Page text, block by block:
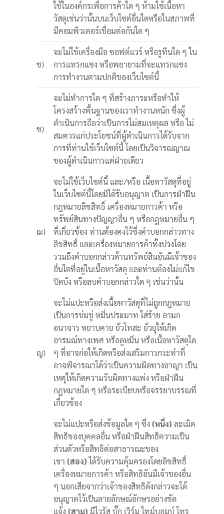
ใช้ในองค์กรเพื่อการค้าใด ๆ ห้ามใช้เนื้อหา
วัสดุเช่นว่านั้นบนเว็บไซต์อื่นใดหรือในสภาพที่
มีคอมพิวเตอร์เชื่อมต่อกันใด ๆ
ช)
จะไม่ใช้เครื่องมือ ซอฟต์แวร์ หรือรูทีนใด ๆ ใน
การแทรกแซง หรือพยายามที่จะแทรกแซง
การทำงานตามปกติของเว็บไซต์นี้
ซ)
จะไม่ทำการใด ๆ ที่สร้างภาระหรือทำให้
โครงสร้างพื้นฐานของเราทำงานหนัก ซึ่งผู้
ดำเนินการถือว่าเป็นการไม่สมเหตุผล หรือ ไม่
สมควรแก่ประโยชน์ที่ผู้ดำเนินการได้รับจาก
การที่ท่านใช้เว็บไซต์นี้ โดยเป็นวิจารณญาณ
ของผู้ดำเนินการแต่ฝ่ายเดียว
ฌ)
จะไม่ใช้เว็บไซต์นี้ และ/หรือ เนื้อหาวัสดุที่อยู่
ในเว็บไซต์นี้โดยมิได้รับอนุญาต เป็นการฝ่าฝืน
กฎหมายลิขสิทธิ์ เครื่องหมายการค้า หรือ
ทรัพย์สินทางปัญญาอื่น ๆ หรือกฎหมายอื่น ๆ
ที่เกี่ยวข้อง ท่านต้องคงไว้ซึ่งคำบอกกล่าวทาง
ลิขสิทธิ์ และเครื่องหมายการค้าทั้งปวงโดย
รวมถึงคำบอกกล่าวด้านทรัพย์สินอันมีเจ้าของ
อื่นใดที่อยู่ในเนื้อหาวัสดุ และท่านต้องไม่แก้ไข
ปิดบัง หรือลบคำบอกกล่าวใด ๆ เช่นว่านั้น
ญ)
จะไม่แปะหรือส่งเนื้อหาวัสดุที่ไม่ถูกกฎหมาย
เป็นการข่มขู่ หมิ่นประมาท ใส่ร้าย ลามก
อนาจาร หยาบคาย ยั่วโทสะ ยั่วยุให้เกิด
อารมณ์ทางเพศ หรือดูหมิ่น หรือเนื้อหาวัสดุใด
ๆ ที่อาจก่อให้เกิดหรือส่งเสริมการกระทำที่
อาจพิจารณาได้ว่าเป็นความผิดทางอาญา เป็น
เหตุให้เกิดความรับผิดทางแพ่ง หรือฝ่าฝืน
กฎหมายใด ๆ หรือระเบียบหรือจรรยาบรรณที่
เกี่ยวข้อง
จะไม่แปะหรือส่งข้อมูลใด ๆ ซึ่ง(หนึ่ง)ละเมิด
สิทธิของบุคคลอื่น หรือฝ่าฝืนสิทธิความเป็น
ส่วนตัวหรือสิทธิต่อสาธารณะของ
เขา(สอง)ได้รับความคุ้มครองโดยลิขสิทธิ์
เครื่องหมายการค้า หรือสิทธิอันมีเจ้าของอื่น
ๆ นอกเสียจากว่าเจ้าของสิทธิดังกล่าวจะได้
อนุญาตไว้เป็นลายลักษณ์อักษรอย่างชัด
แจ้ง(สาม) มีไวรัส บั๊ก เวิร์ม ไทม์บอมบ์ โทร